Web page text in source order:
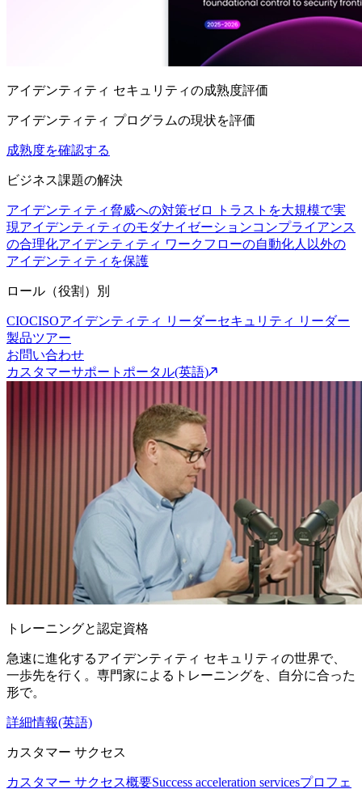
アイデンティティ セキュリティの成熟度評価
アイデンティティ プログラムの現状を評価
成熟度を確認する
ビジネス課題の解決
アイデンティティ脅威への対策ゼロ トラストを大規模で実
現アイデンティティのモダナイゼーションコンプライアンス
の合理化アイデンティティ ワークフローの自動化人以外の
アイデンティティを保護
ロール（役割）別
CIOCISOアイデンティティ リーダーセキュリティ リーダー
製品ツアー
お問い合わせ
カスタマーサポートポータル(英語)
トレーニングと認定資格
急速に進化するアイデンティティ セキュリティの世界で、
一歩先を行く。専門家によるトレーニングを、自分に合った
形で。
詳細情報(英語)
カスタマー サクセス
カスタマー サクセス概要Success acceleration servicesプロフェ